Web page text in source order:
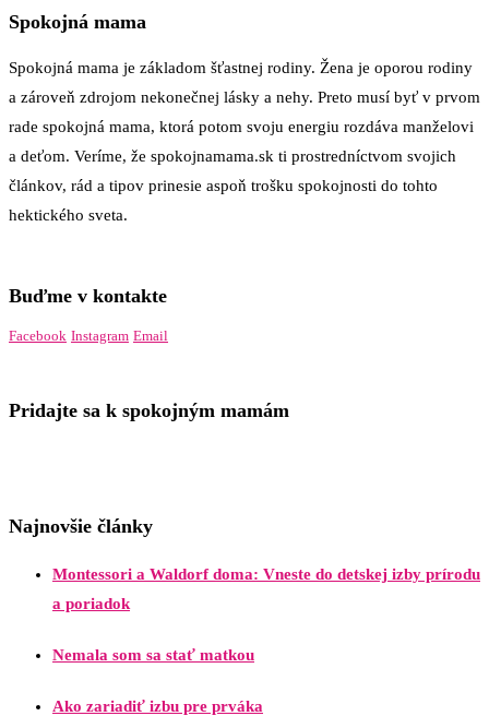
Spokojná mama
Spokojná mama je základom šťastnej rodiny. Žena je oporou rodiny
a zároveň zdrojom nekonečnej lásky a nehy. Preto musí byť v prvom
rade spokojná mama, ktorá potom svoju energiu rozdáva manželovi
a deťom. Veríme, že spokojnamama.sk ti prostredníctvom svojich
článkov, rád a tipov prinesie aspoň trošku spokojnosti do tohto
hektického sveta.
Buďme v kontakte
Facebook Instagram Email
Pridajte sa k spokojným mamám
Najnovšie články
Montessori a Waldorf doma: Vneste do detskej izby prírodu
a poriadok
Nemala som sa stať matkou
Ako zariadiť izbu pre prváka